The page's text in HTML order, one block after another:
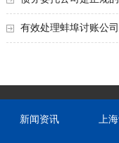
有效处理蚌埠讨账公
新闻资讯 上